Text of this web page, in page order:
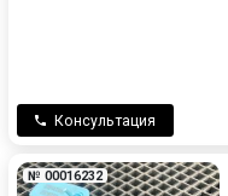
Консультация
№ 00016232